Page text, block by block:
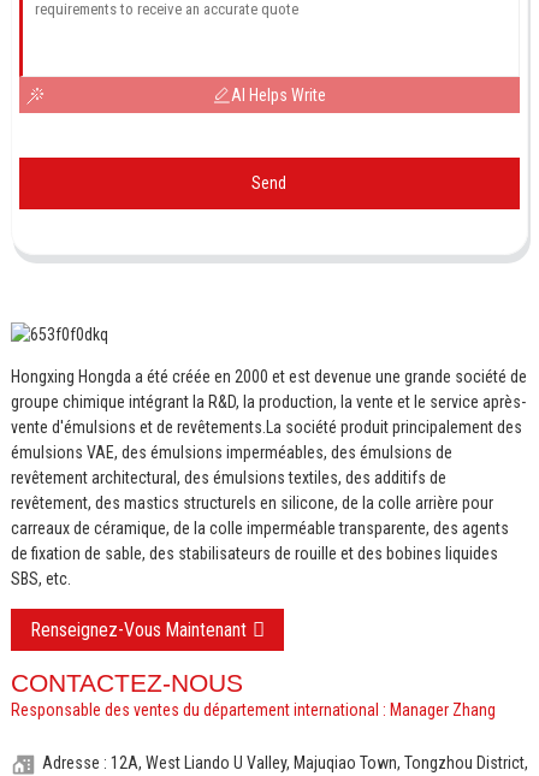
AI Helps Write
Send
Hongxing Hongda a été créée en 2000 et est devenue une grande société de
groupe chimique intégrant la R&D, la production, la vente et le service après-
vente d'émulsions et de revêtements.La société produit principalement des
émulsions VAE, des émulsions imperméables, des émulsions de
revêtement architectural, des émulsions textiles, des additifs de
revêtement, des mastics structurels en silicone, de la colle arrière pour
carreaux de céramique, de la colle imperméable transparente, des agents
de fixation de sable, des stabilisateurs de rouille et des bobines liquides
SBS, etc.
Renseignez-Vous Maintenant
CONTACTEZ-NOUS
Responsable des ventes du département international : Manager Zhang
Adresse : 12A, West Liando U Valley, Majuqiao Town, Tongzhou District,